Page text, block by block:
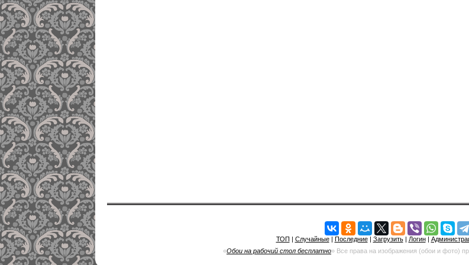
ТОП | Случайные| Последние| Загрузить| Логин|
«Обои на рабочий стол бесплатно» Все права на изображения (обои и фото)